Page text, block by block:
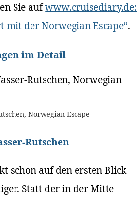
Sie aufwww.cruisediary.de:
mit der Norwegian Escape“.
im Detail
Norwegian Escape
Rutschen
schon auf den ersten Blick
Statt der in der Mitte